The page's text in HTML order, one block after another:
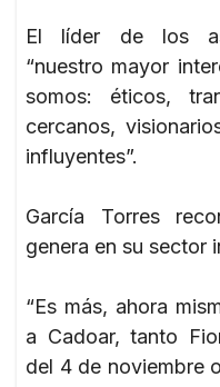
El líder de los
“nuestro mayor
somos: éticos,
cercanos,
influyentes”.
García Torres
genera en su sector
“Es más, ahora
a Cadoar, tanto
del 4 de noviembre